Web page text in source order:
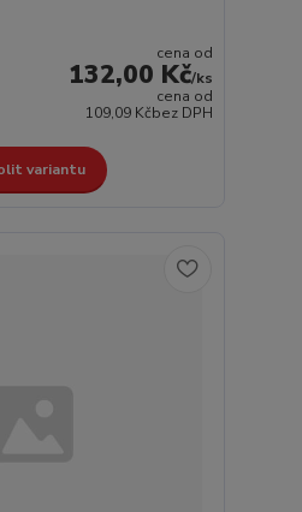
cena od
132,00 Kč/ks
cena od
109,09 Kčbez DPH
variantu